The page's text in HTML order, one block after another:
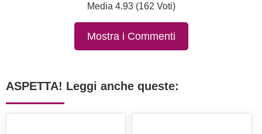
Media 4.93 (162 Voti)
Mostra i Commenti
ASPETTA! Leggi anche queste: